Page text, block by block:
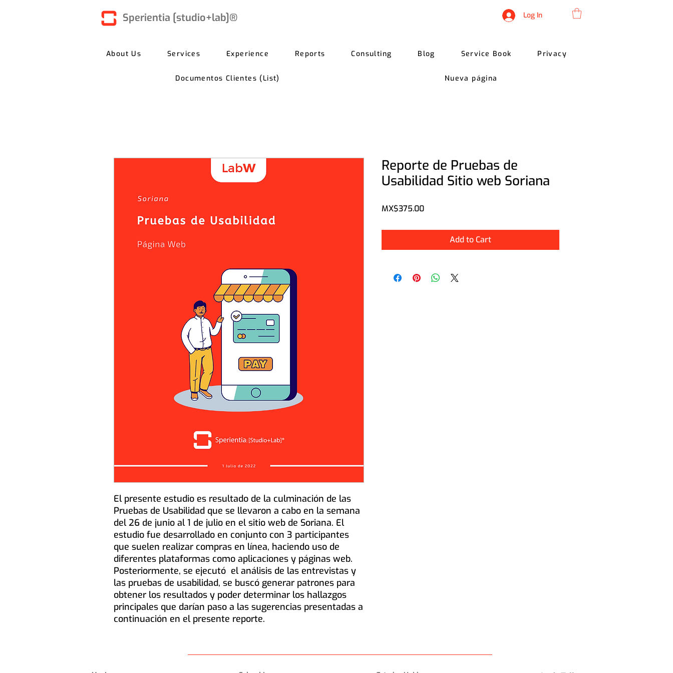
Sperientia [studio+lab]® Log In
About Us Services Experience Reports Consulting Blog Service Book Privacy
Documentos Clientes (List) Nueva página
El presente estudio es resultado de la culminación de las
Pruebas de Usabilidad que se llevaron a cabo en la semana
del 26 de junio al 1 de julio en el sitio web de Soriana. El
estudio fue desarrollado en conjunto con 3 participantes
que suelen realizar compras en línea, haciendo uso de
diferentes plataformas como aplicaciones y páginas web.
Posteriormente, se ejecutó el análisis de las entrevistas y
las pruebas de usabilidad, se buscó generar patrones para
obtener los resultados y poder determinar los hallazgos
principales que darían paso a las sugerencias presentadas a
continuación en el presente reporte.
Reporte de Pruebas de
Usabilidad Sitio web Soriana
MX$375.00Price
Add to Cart